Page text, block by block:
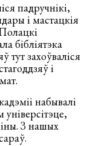
падручнікі,
і мастацкія
бібліятэка
тут захоўваліся
і
набывалі
універсітэце,
З нашых